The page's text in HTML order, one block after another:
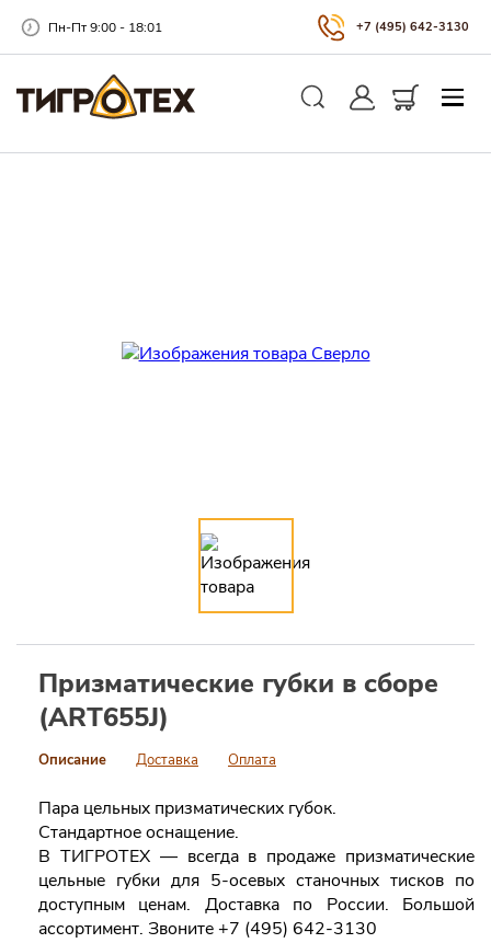
Пн-Пт 9:00 - 18:01 +7 (495) 642-3130
Призматические губки в сборе
(ART655J)
Описание Доставка Оплата
Пара цельных призматических губок.
Стандартное оснащение.
В ТИГРОТЕХ — всегда в продаже призматические
цельные губки для 5-осевых станочных тисков по
доступным ценам. Доставка по России. Большой
ассортимент. Звоните +7 (495) 642-3130